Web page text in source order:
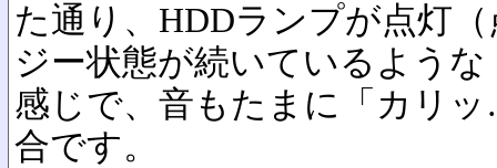
た通り、HDDランプが点灯
ジー状態が続いているような
感じで、音もたまに「カリ
合です。